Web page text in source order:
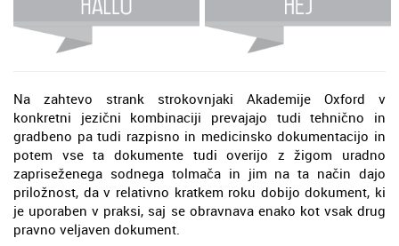
Na zahtevo strank strokovnjaki Akademije Oxford v
konkretni jezični kombinaciji prevajajo tudi tehnično in
gradbeno pa tudi razpisno in medicinsko dokumentacijo in
potem vse ta dokumente tudi overijo z žigom uradno
zapriseženega sodnega tolmača in jim na ta način dajo
priložnost, da v relativno kratkem roku dobijo dokument, ki
je uporaben v praksi, saj se obravnava enako kot vsak drug
pravno veljaven dokument.